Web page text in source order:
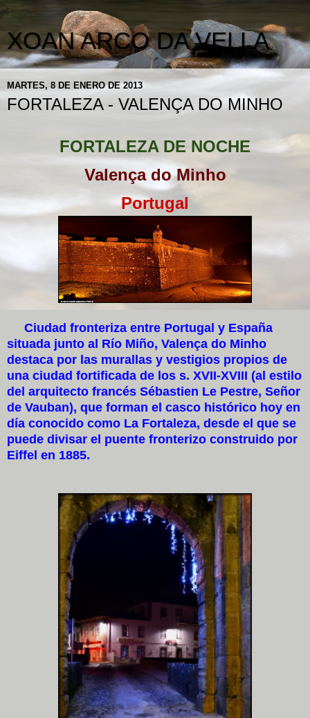
XOAN ARCO DA VELLA
MARTES, 8 DE ENERO DE 2013
FORTALEZA - VALENÇA DO MINHO
FORTALEZA DE NOCHE
Valença do Minho
Portugal
Ciudad fronteriza entre Portugal y España
situada junto al Río Miño, Valença do Minho
destaca por las murallas y vestigios propios de
una ciudad fortificada de los s. XVII-XVIII (al estilo
del arquitecto francés Sébastien Le Pestre, Señor
de Vauban), que forman el casco histórico hoy en
día conocido como La Fortaleza, desde el que se
puede divisar el puente fronterizo construido por
Eiffel en 1885.